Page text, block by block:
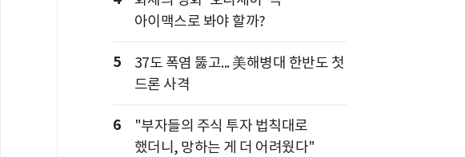
아이맥스로 봐야 할까?
5
37도 폭염 뚫고... 美해병대 한반도 첫
드론 사격
6
"부자들의 주식 투자 법칙대로
했더니, 망하는 게 더 어려웠다"